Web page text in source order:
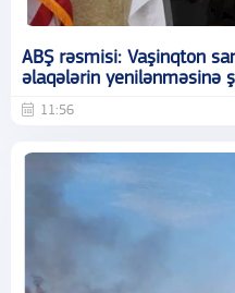
ABŞ rəsmisi: Vaşinqton
əlaqələrin yenilənməsinə
11:56